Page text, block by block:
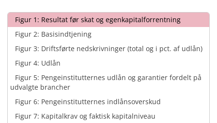
Figur 1: Resultat før skat og egenkapitalforrentning
Figur 2: Basisindtjening
Figur 3: Driftsførte nedskrivninger (total og i pct. af udlån)
Figur 4: Udlån
Figur 5: Pengeinstitutternes udlån og garantier fordelt på
udvalgte brancher
Figur 6: Pengeinstitutternes indlånsoverskud
Figur 7: Kapitalkrav og faktisk kapitalniveau